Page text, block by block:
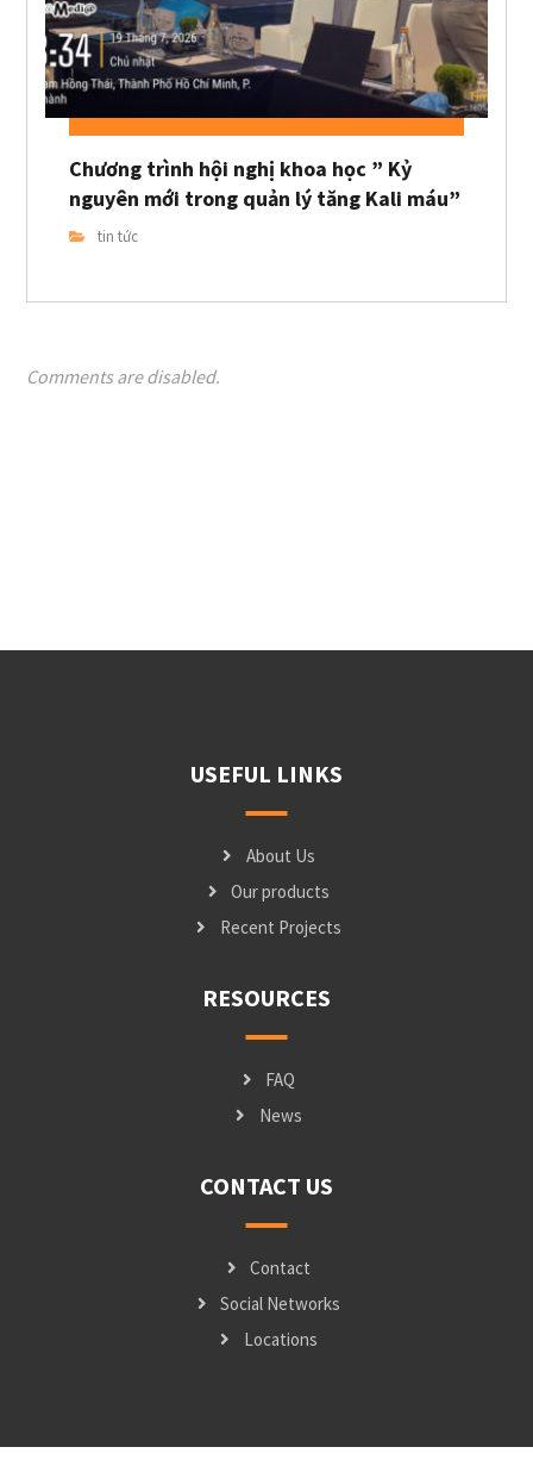
Chương trình hội nghị khoa học ” Kỷ
nguyên mới trong quản lý tăng Kali máu”
tin tức
Comments are disabled.
USEFUL LINKS
About Us
Our products
Recent Projects
RESOURCES
FAQ
News
CONTACT US
Contact
Social Networks
Locations